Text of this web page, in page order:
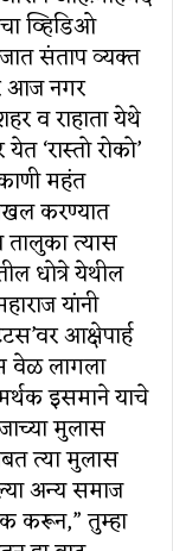
व्हिडिओ
संताप व्यक्त
आज नगर
व राहाता येथे
‘रास्तो रोको’
महंत
करण्यात
त्यास
धोत्रे येथील
यांनी
आक्षेपार्ह
वेळ लागला
इसमाने याचे
मुलास
त्या मुलास
अन्य समाज
करून,” तुम्हा